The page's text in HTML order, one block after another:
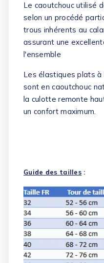
(15
Le caoutchouc utilisé
selon un procédé
trous inhérents au
assurant une
l'ensemble
Les élastiques plats
sont en caoutchouc
la culotte remonte
un confort maximum.
Guide des tailles :